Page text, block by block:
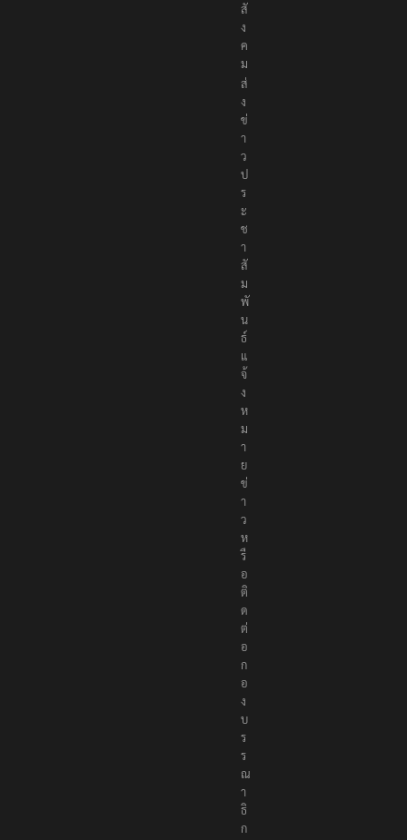
สั
ง
ค
ม
ส่
ง
ข่
า
ว
ป
ร
ะ
ช
า
สั
ม
พั
น
ธ์
แ
จ้
ง
ห
ม
า
ย
ข่
า
ว
ห
รื
อ
ติ
ด
ต่
อ
ก
อ
ง
บ
ร
ร
ณ
า
ธิ
ก